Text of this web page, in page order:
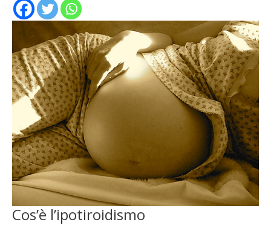
Cos’è l’ipotiroidismo